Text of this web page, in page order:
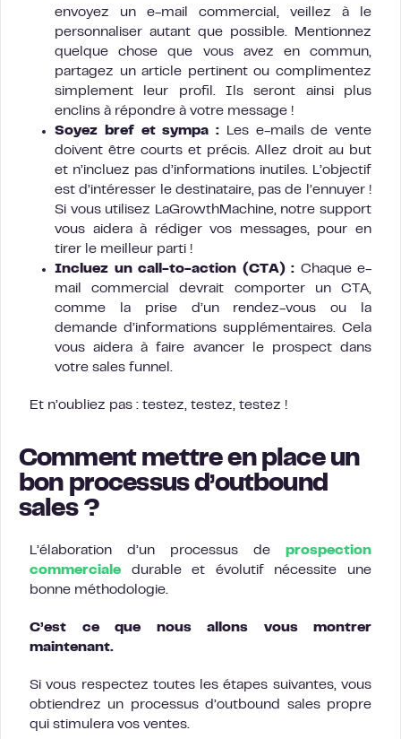
envoyez un e-mail commercial, veillez à le
personnaliser autant que possible. Mentionnez
quelque chose que vous avez en commun,
partagez un article pertinent ou complimentez
simplement leur profil. Ils seront ainsi plus
enclins à répondre à votre message !
Soyez bref et sympa : Les e-mails de vente
doivent être courts et précis. Allez droit au but
et n’incluez pas d’informations inutiles. L’objectif
est d’intéresser le destinataire, pas de l’ennuyer !
Si vous utilisez LaGrowthMachine, notre support
vous aidera à rédiger vos messages, pour en
tirer le meilleur parti !
Incluez un call-to-action (CTA) : Chaque e-
mail commercial devrait comporter un CTA,
comme la prise d’un rendez-vous ou la
demande d’informations supplémentaires. Cela
vous aidera à faire avancer le prospect dans
votre sales funnel.
Et n’oubliez pas : testez, testez, testez !
Comment mettre en place un
bon processus d’outbound
sales ?
L’élaboration d’un processus de prospection
commerciale durable et évolutif nécessite une
bonne méthodologie.
C’est ce que nous allons vous montrer
maintenant.
Si vous respectez toutes les étapes suivantes, vous
obtiendrez un processus d’outbound sales propre
qui stimulera vos ventes.